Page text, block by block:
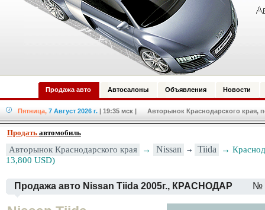
Продажа авто Автосалоны Объявления Новости
Пятница, 7 Август 2026 г. | 19:35 мск | Авторынок Краснодарского края,
Продать автомобиль
Авторынок Краснодарского края → Nissan Tiida
→
13,800 USD)
Продажа авто Nissan Tiida 2005г., КРАСНОДАР №